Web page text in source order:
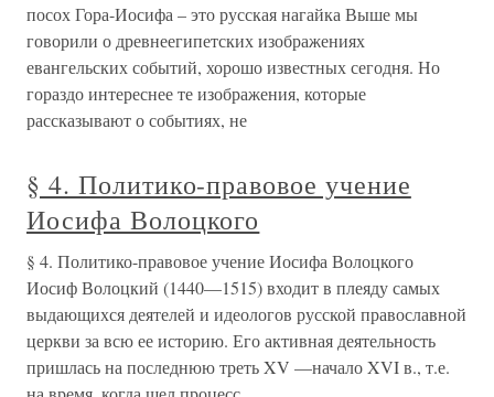
посох Гора-Иосифа – это русская нагайка Выше мы
говорили о древнеегипетских изображениях
евангельских событий, хорошо известных сегодня. Но
гораздо интереснее те изображения, которые
рассказывают о событиях, не
§ 4. Политико-правовое учение
Иосифа Волоцкого
§ 4. Политико-правовое учение Иосифа Волоцкого
Иосиф Волоцкий (1440—1515) входит в плеяду самых
выдающихся деятелей и идеологов русской православной
церкви за всю ее историю. Его активная деятельность
пришлась на последнюю треть XV —начало XVI в., т.е.